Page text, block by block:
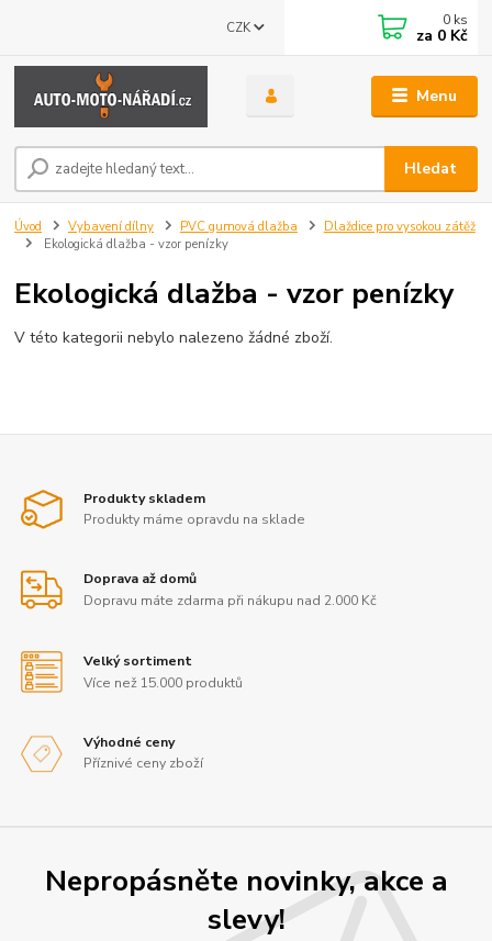
Menu
CZK
Hledat
0 ks
za 0 Kč
Úvod Vybavení dílny PVC gumová dlažba
Dlaždice pro vysokou zátěž
Ekologická dlažba - vzor penízky
Ekologická dlažba - vzor penízky
V této kategorii nebylo nalezeno žádné zboží.
Produkty skladem
Produkty máme opravdu na sklade
Doprava až domů
Dopravu máte zdarma při nákupu nad 2.000 Kč
Velký sortiment
Více než 15.000 produktů
Výhodné ceny
Příznivé ceny zboží
Nepropásněte novinky, akce a
slevy!